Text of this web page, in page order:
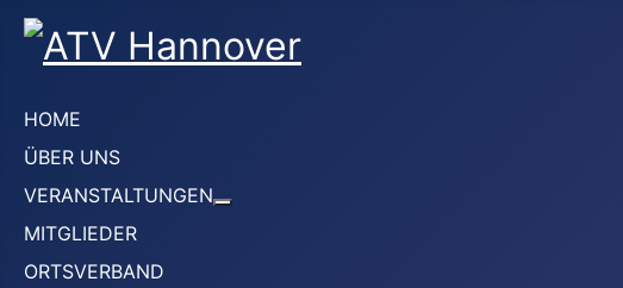
HOME
ÜBER UNS
VERANSTALTUNGEN
MITGLIEDER
ORTSVERBAND